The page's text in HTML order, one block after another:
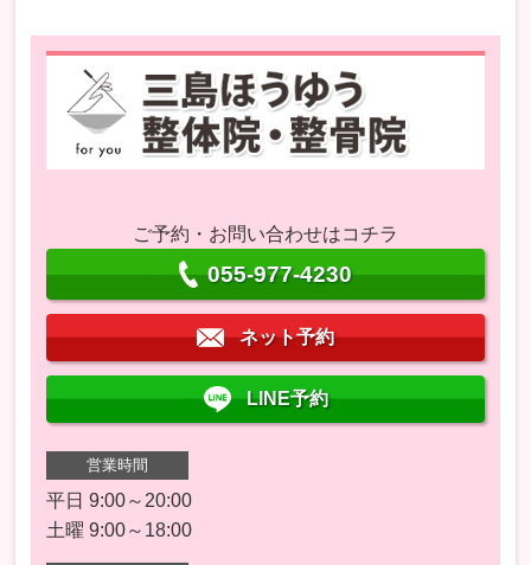
ご予約・お問い合わせはコチラ
055-977-4230
ネット予約
LINE予約
営業時間
平日 9:00～20:00
土曜 9:00～18:00